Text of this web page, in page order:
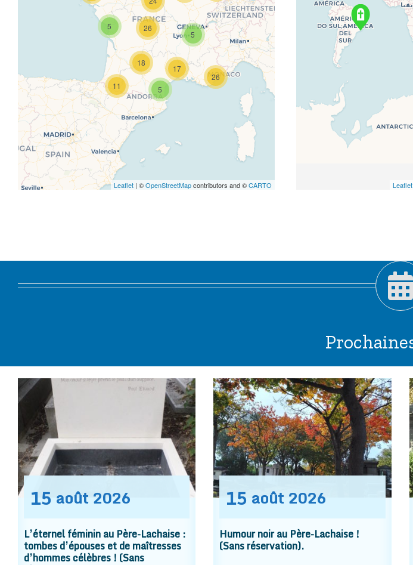
If you see this after your page is loaded
completely, leafletJS files are missing.
5
18
5
11
17
5
26
26
Leaflet | ©OpenStreetMapcontributors and ©CARTO
If you see this
completely,
Leaflet
15 août 2026
L’éternel féminin au Père-Lachaise :
tombes d’épouses et de maîtresses
d’hommes célèbres ! (Sans
15 août 2026
Humour noir au Père-Lachaise !
(Sans réservation).